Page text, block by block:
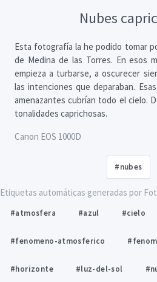
Nubes
Esta fotografía la he podido tomar
de Medina de las Torres. En esos
empieza a turbarse, a oscurecer
las intenciones que deparaban.
amenazantes cubrían todo el cielo.
tonalidades caprichosas.
Canon EOS 1000D
#nubes
Etiquetas automáticas generadas por
#atmosfera #azul #cielo
#fenomeno-atmosferico
#horizonte #luz-del-sol